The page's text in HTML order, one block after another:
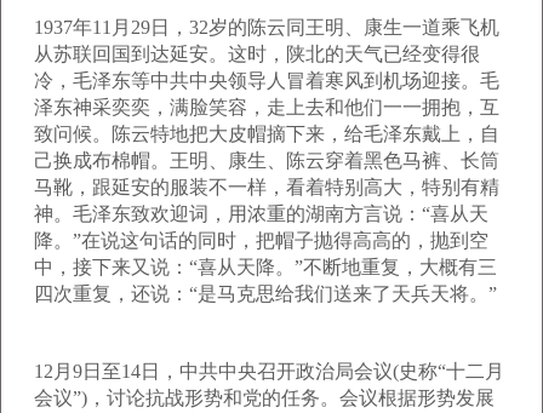
1937年11月29日，32岁的陈云同王明、康生一道乘飞机
从苏联回国到达延安。这时，陕北的天气已经变得很
冷，毛泽东等中共中央领导人冒着寒风到机场迎接。毛
泽东神采奕奕，满脸笑容，走上去和他们一一拥抱，互
致问候。陈云特地把大皮帽摘下来，给毛泽东戴上，自
己换成布棉帽。王明、康生、陈云穿着黑色马裤、长筒
马靴，跟延安的服装不一样，看着特别高大，特别有精
神。毛泽东致欢迎词，用浓重的湖南方言说：“喜从天
降。”在说这句话的同时，把帽子抛得高高的，抛到空
中，接下来又说：“喜从天降。”不断地重复，大概有三
四次重复，还说：“是马克思给我们送来了天兵天将。”
12月9日至14日，中共中央召开政治局会议(史称“十二月
会议”)，讨论抗战形势和党的任务。会议根据形势发展